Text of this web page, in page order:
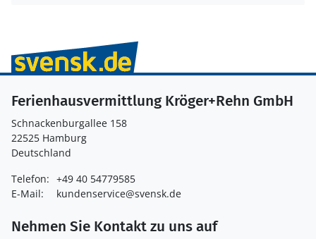
Ferienhausvermittlung Kröger+Rehn GmbH
Schnackenburgallee 158
22525 Hamburg
Deutschland
Telefon: +49 40 54779585
E-Mail:
kundenservice@svensk.de
Nehmen Sie Kontakt zu uns auf